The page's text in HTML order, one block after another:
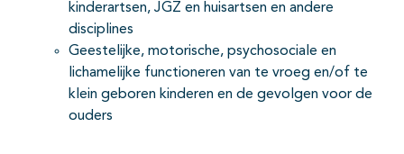
kinderartsen, JGZ en huisartsen en andere
disciplines
Geestelijke, motorische, psychosociale en
lichamelijke functioneren van te vroeg en/of te
klein geboren kinderen en de gevolgen voor de
ouders